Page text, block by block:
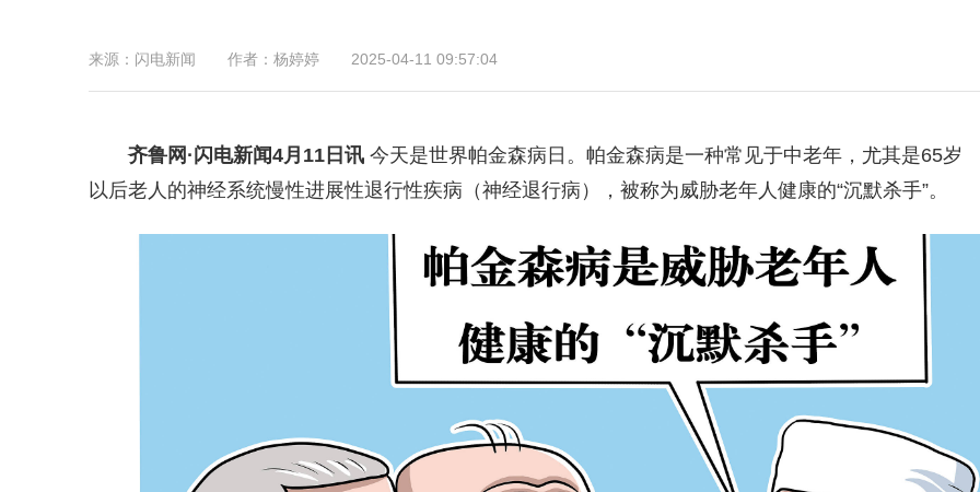
来源： 闪电新闻 作者： 杨婷婷 2025-04-11 09:57:04
齐鲁网 ·闪电新闻4月11日讯今天是世界帕金森病日。帕金森病是一种常见于中老年，尤其是65岁
以后老人的神经系统慢性进展性退行性疾病（神经退行病），被称为威胁老年人健康的“沉默杀手”。